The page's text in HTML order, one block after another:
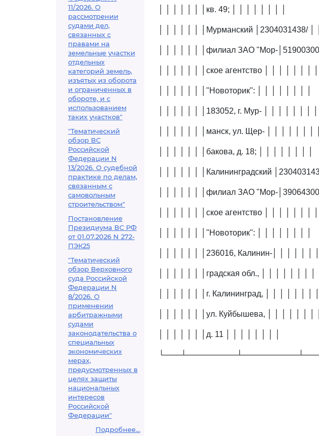
11/2026. О
рассмотрении
судами дел,
связанных с
правами на
земельные участки
отдельных
категорий земель,
изъятых из оборота
и ограниченных в
обороте, и с
использованием
таких участков"
"Тематический
обзор ВС
Российской
Федерации N
13/2026. О судебной
практике по делам,
связанным с
самовольным
строительством"
Постановление
Президиума ВС РФ
от 01.07.2026 N 272-
ПЭК25
"Тематический
обзор Верховного
суда Российской
Федерации N
8/2026. О
применении
арбитражными
судами
законодательства о
специальных
экономических
мерах,
предусмотренных в
целях защиты
национальных
интересов
Российской
Федерации"
Подробнее...
│ │ │ │ │ │ │кв. 49; │ │ │ │ │ │ │ │
│ │ │ │ │ │ │Мурманский │2304031438/ │
│ │ │ │ │ │ │филиал ЗАО "Мор-
│ │ │ │ │ │ │ское агентство │ │ │ │ │ │ │ │
│ │ │ │ │ │ │"Новоторик": │ │ │ │ │ │ │ │
│ │ │ │ │ │ │183052, г. Мур- │ │ │ │ │ │ │ │
│ │ │ │ │ │ │манск, ул. Щер- │ │ │ │ │ │ │ │
│ │ │ │ │ │ │бакова, д. 18; │ │ │ │ │ │ │ │
│ │ │ │ │ │ │Калининградский
│ │ │ │ │ │ │филиал ЗАО "Мор-
│ │ │ │ │ │ │ское агентство │ │ │ │ │ │ │ │
│ │ │ │ │ │ │"Новоторик": │ │ │ │ │ │ │ │
│ │ │ │ │ │ │236016, Калинин-│ │ │ │ │ │ │
│ │ │ │ │ │ │градская обл., │ │ │ │ │ │ │ │
│ │ │ │ │ │ │г. Калининград, │ │ │ │ │ │ │ │
│ │ │ │ │ │ │ул. Куйбышева, │ │ │ │ │ │ │ │
│ │ │ │ │ │ │д. 11 │ │ │ │ │ │ │ │